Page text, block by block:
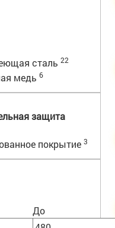
сталь 22
медь 6
защита
покрытие 3
До